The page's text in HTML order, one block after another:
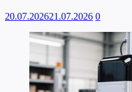
20.07.202621.07.2026 0